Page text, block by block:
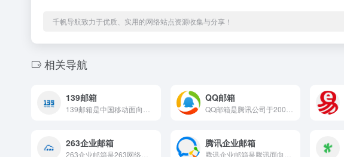
千帆导航致力于优质、实用的网络站点资源收集与分享！
相关导航
139邮箱 QQ邮箱
263企业邮箱 腾讯企业邮箱